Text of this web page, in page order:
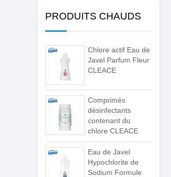
PRODUITS CHAUDS
Chlore actif Eau de
Javel Parfum Fleur
CLEACE
Comprimés
désinfectants
contenant du
chlore CLEACE
Eau de Javel
Hypochlorite de
Sodium Formule